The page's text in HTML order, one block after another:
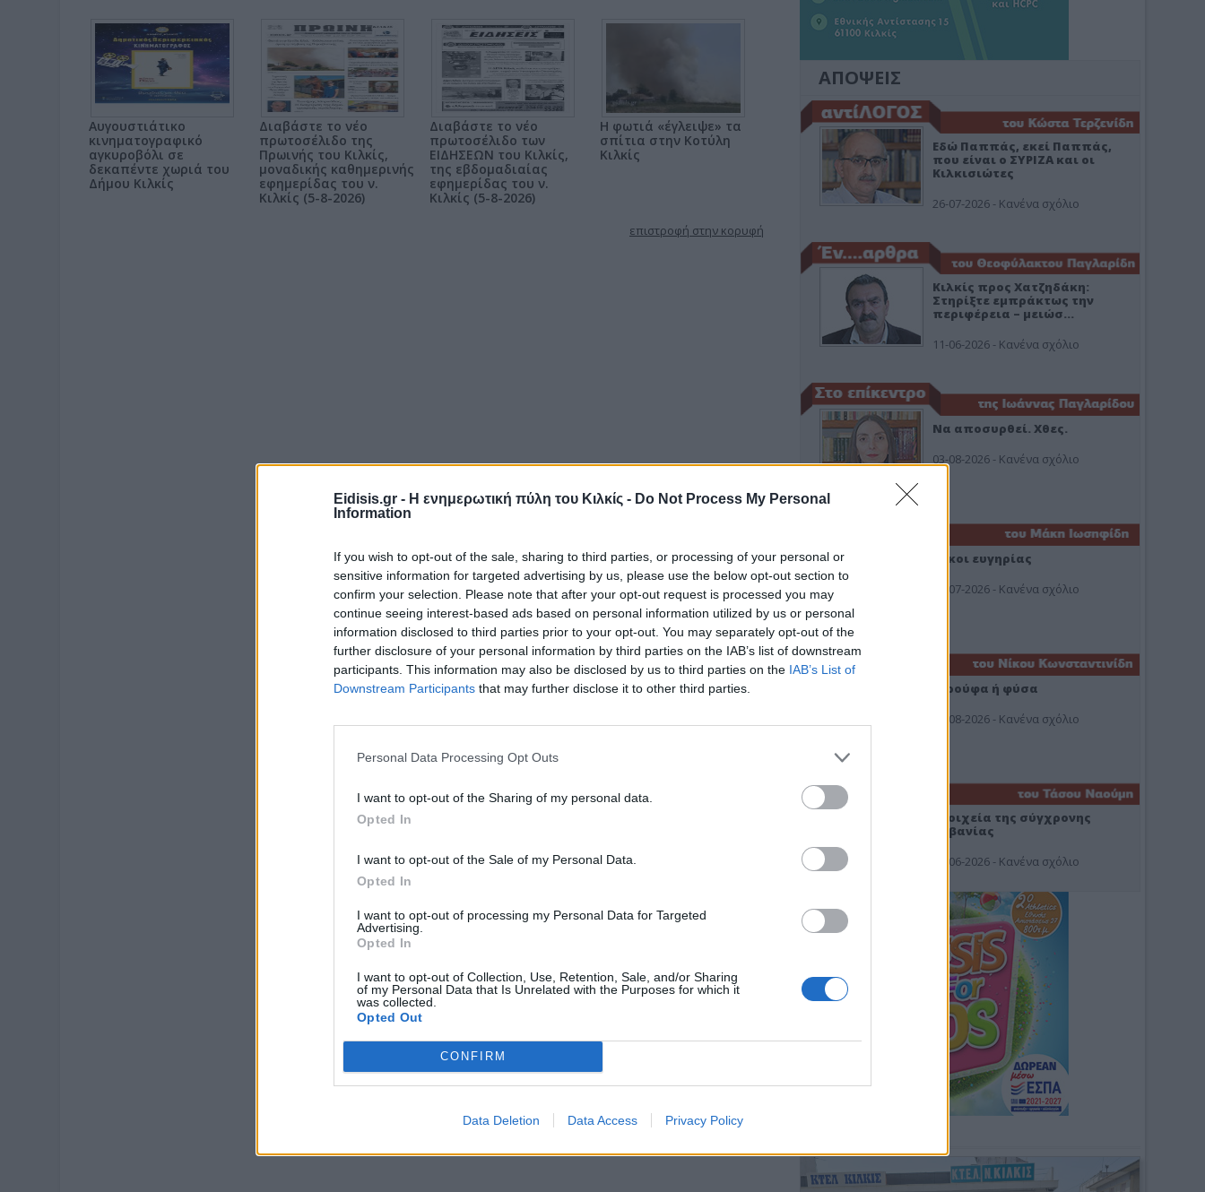
Eidisis.gr - Η ενημερωτική πύλη του Κιλκίς - Do Not Process My Personal
Information
If you wish to opt-out of the sale, sharing to third parties, or processing of your personal or
sensitive information for targeted advertising by us, please use the below opt-out section to
confirm your selection. Please note that after your opt-out request is processed you may
continue seeing interest-based ads based on personal information utilized by us or personal
information disclosed to third parties prior to your opt-out. You may separately opt-out of the
further disclosure of your personal information by third parties on the IAB’s list of downstream
participants. This information may also be disclosed by us to third parties on the IAB’s List of
Downstream Participants that may further disclose it to other third parties.
Personal Data Processing Opt Outs
I want to opt-out of the Sharing of my personal data.
Opted In
I want to opt-out of the Sale of my Personal Data.
Opted In
I want to opt-out of processing my Personal Data for Targeted
Advertising.
Opted In
I want to opt-out of Collection, Use, Retention, Sale, and/or Sharing
of my Personal Data that Is Unrelated with the Purposes for which it
was collected.
Opted Out
CONFIRM
Data Deletion Data Access Privacy Policy
Αυγουστιάτικο
κινηματογραφικό
αγκυροβόλι σε
δεκαπέντε χωριά του
Δήμου Κιλκίς
Διαβάστε το νέο
πρωτοσέλιδο της
Πρωινής του Κιλκίς,
μοναδικής καθημερινής
εφημερίδας του ν.
Κιλκίς (5-8-2026)
Διαβάστε το νέο
πρωτοσέλιδο των
ΕΙΔΗΣΕΩΝ του Κιλκίς,
της εβδομαδιαίας
εφημερίδας του ν.
Κιλκίς (5-8-2026)
Η φωτιά «έγλειψε» τα
σπίτια στην Κοτύλη
Κιλκίς
επιστροφή στην κορυφή
ΑΠΟΨΕΙΣ
Εδώ Παππάς, εκεί Παππάς,
που είναι ο ΣΥΡΙΖΑ και οι
Κιλκισιώτες
26-07-2026 - Κανένα σχόλιο
Κιλκίς προς Χατζηδάκη:
Στηρίξτε εμπράκτως την
περιφέρεια – μειώσ…
11-06-2026 - Κανένα σχόλιο
Να αποσυρθεί. Χθες.
03-08-2026 - Κανένα σχόλιο
Οίκοι ευγηρίας
24-07-2026 - Κανένα σχόλιο
Ή ρούφα ή φύσα
03-08-2026 - Κανένα σχόλιο
Στοιχεία της σύγχρονης
Αλβανίας
19-06-2026 - Κανένα σχόλιο